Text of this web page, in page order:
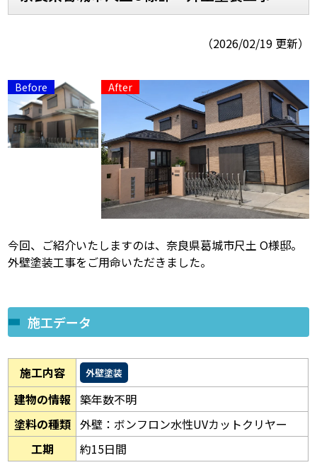
Home お客様の声
スタッフブログ
よくあるご質問 屋根リフォームについて
雨漏りについて 雨漏りの施工実績
ヨネヤがお客様から選ばれる10の
リフォームローン
アパート・マンション修繕
見積もりシミュレーション
（2026/02/19 更新）
今回、ご紹介いたしますのは、奈良県葛城市尺土 O様邸。
外壁塗装工事をご用命いただきました。
施工データ
施工内容 外壁塗装
建物の情報 築年数不明
塗料の種類 外壁：ボンフロン水性UVカットクリヤー
工期
約15日間